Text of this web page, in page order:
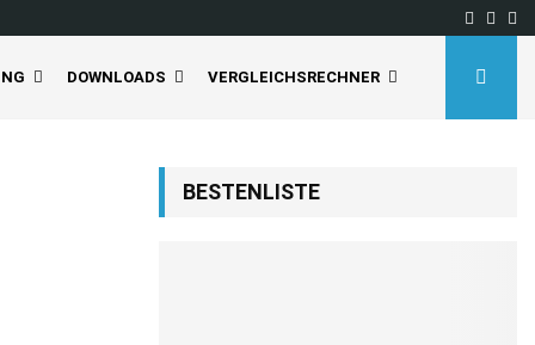
DOWNLOADS VERGLEICHSRECHNER
BESTENLISTE